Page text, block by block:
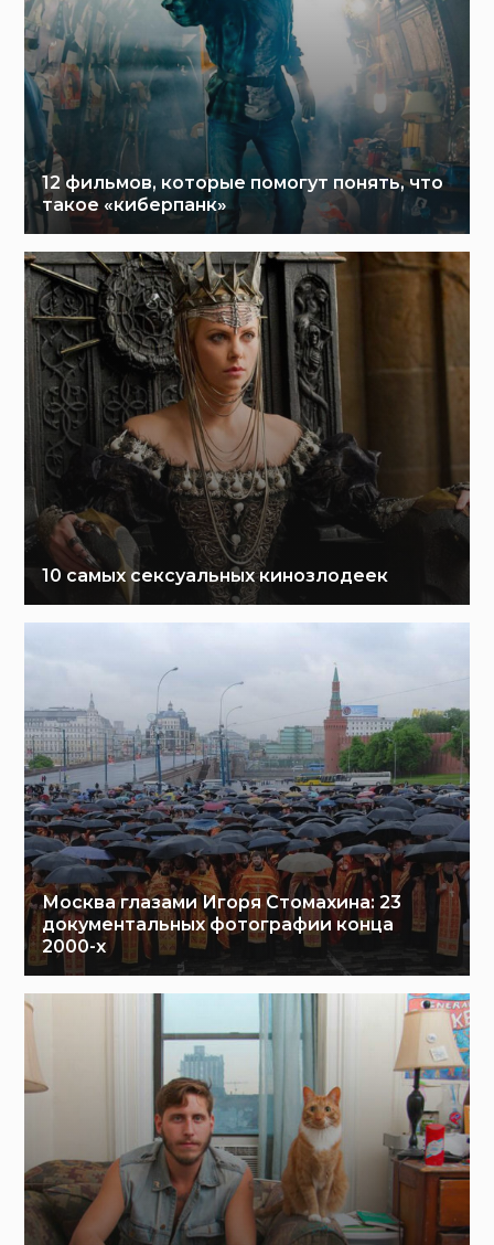
12 фильмов, которые помогут понять, что
такое «киберпанк»
10 самых сексуальных кинозлодеек
Москва глазами Игоря Стомахина: 23
документальных фотографии конца
2000-х